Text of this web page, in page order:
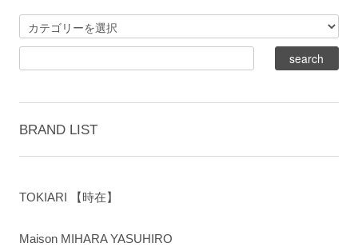
BRAND LIST
TOKIARI 【時在】
Maison MIHARA YASUHIRO